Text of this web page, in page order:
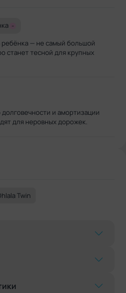
-
ребёнка — не самый большой
станет тесной для крупных
долговечности и амортизации
для неровных дорожек.
Twin